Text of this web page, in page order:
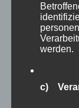
werden.
c)